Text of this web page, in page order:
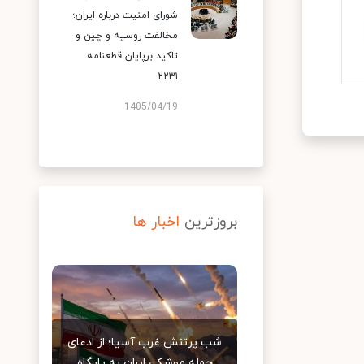
شورای امنیت درباره ایران؛
مخالفت روسیه و چین و
تاکید برپایان قطعنامه
۲۲۳۱
1405/04/19
بروزترین اخبار ها
شب پرتنش غرب آسیا؛ از ادعای